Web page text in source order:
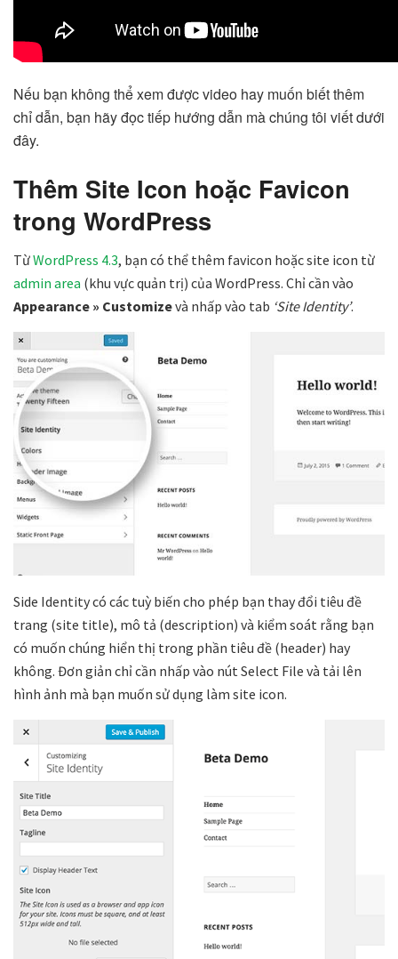
Nếu bạn không thể xem được video hay muốn biết thêm
chỉ dẫn, bạn hãy đọc tiếp hướng dẫn mà chúng tôi viết dưới
đây.
Thêm Site Icon hoặc Favicon
trong WordPress
TừWordPress 4.3, bạn có thể thêm favicon hoặc site icon từ
admin area (khu vực quản trị) của WordPress. Chỉ cần vào
Appearance » Customizevà nhấp vào tab ‘Site Identity’.
Side Identity có các tuỳ biến cho phép bạn thay đổi tiêu đề
trang (site title), mô tả (description) và kiểm soát rằng bạn
có muốn chúng hiển thị trong phần tiêu đề (header) hay
không. Đơn giản chỉ cần nhấp vào nút Select File và tải lên
hình ảnh mà bạn muốn sử dụng làm site icon.